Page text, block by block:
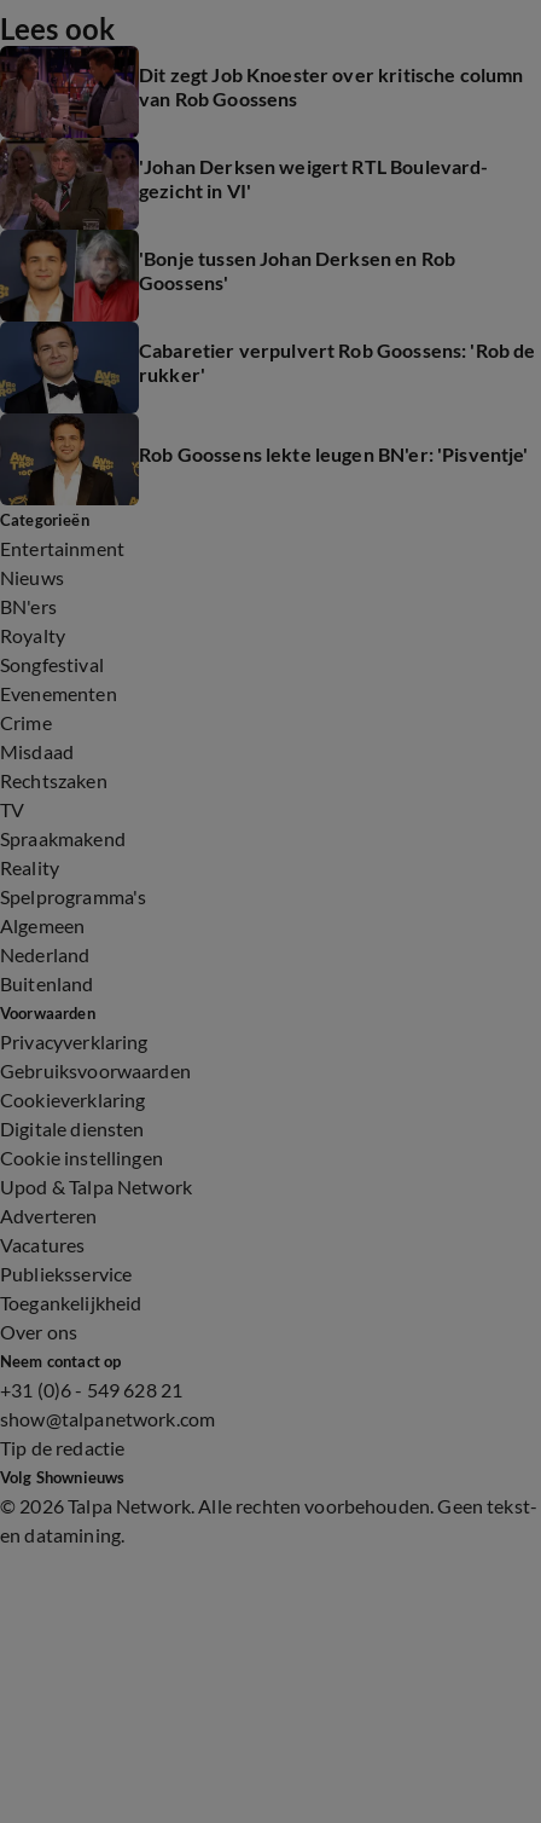
Lees ook
Dit zegt Job Knoester over kritische column
van Rob Goossens
'Johan Derksen weigert RTL Boulevard-
gezicht in VI'
'Bonje tussen Johan Derksen en Rob
Goossens'
Cabaretier verpulvert Rob Goossens: 'Rob de
rukker'
Rob Goossens lekte leugen BN'er: 'Pisventje'
Categorieën
Entertainment
Nieuws
BN'ers
Royalty
Songfestival
Evenementen
Crime
Misdaad
Rechtszaken
TV
Spraakmakend
Reality
Spelprogramma's
Algemeen
Nederland
Buitenland
Voorwaarden
Privacyverklaring
Gebruiksvoorwaarden
Cookieverklaring
Digitale diensten
Cookie instellingen
Upod & Talpa Network
Adverteren
Vacatures
Publieksservice
Toegankelijkheid
Over ons
Neem contact op
+31 (0)6 - 549 628 21
show@talpanetwork.com
Tip de redactie
Volg Shownieuws
© 2026 Talpa Network. Alle rechten voorbehouden. Geen tekst-
en datamining.